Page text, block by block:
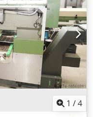
1 /4